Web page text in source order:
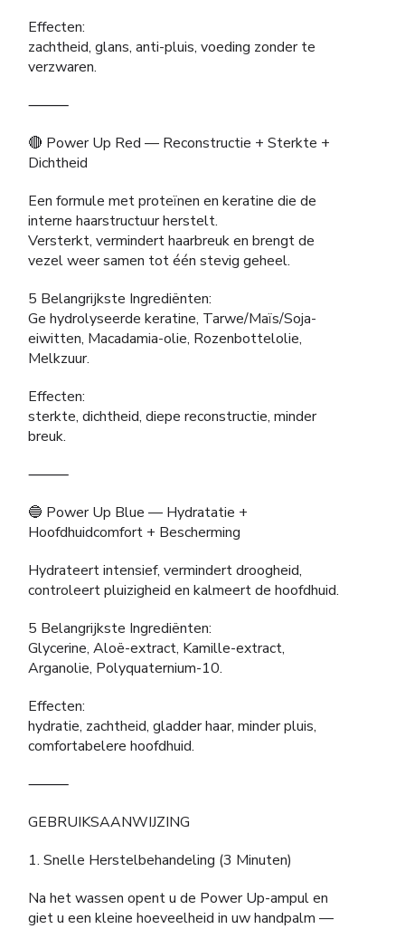
Effecten:
zachtheid, glans, anti-pluis, voeding zonder te
verzwaren.
⸻
🔴 Power Up Red — Reconstructie + Sterkte +
Dichtheid
Een formule met proteïnen en keratine die de
interne haarstructuur herstelt.
Versterkt, vermindert haarbreuk en brengt de
vezel weer samen tot één stevig geheel.
5 Belangrijkste Ingrediënten:
Ge hydrolyseerde keratine, Tarwe/Maïs/Soja-
eiwitten, Macadamia-olie, Rozenbottelolie,
Melkzuur.
Effecten:
sterkte, dichtheid, diepe reconstructie, minder
breuk.
⸻
🔵 Power Up Blue — Hydratatie +
Hoofdhuidcomfort + Bescherming
Hydrateert intensief, vermindert droogheid,
controleert pluizigheid en kalmeert de hoofdhuid.
5 Belangrijkste Ingrediënten:
Glycerine, Aloë-extract, Kamille-extract,
Arganolie, Polyquaternium-10.
Effecten:
hydratie, zachtheid, gladder haar, minder pluis,
comfortabelere hoofdhuid.
⸻
GEBRUIKSAANWIJZING
1. Snelle Herstelbehandeling (3 Minuten)
Na het wassen opent u de Power Up-ampul en
giet u een kleine hoeveelheid in uw handpalm —